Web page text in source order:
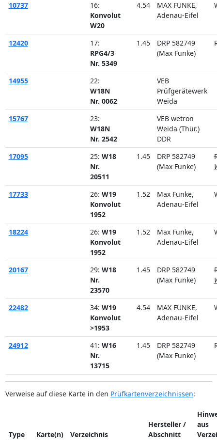
10737
16:
Konvolut
W20
4.54
MAX FUNKE,
Adenau-Eifel
12420
17:
RPG4/3
Nr. 5349
1.45
DRP 582749
(Max Funke)
14955
22:
W18N
Nr. 0062
VEB
Prüfgerätewerk
Weida
15767
23:
W18N
Nr. 2542
VEB wetron
Weida (Thür.)
DDR
17095
25: W18
Nr.
20511
1.45
DRP 582749
(Max Funke)
17733 26: W19
Konvolut
1952
1.52
Max Funke,
Adenau-Eifel
18224 26: W19
Konvolut
1952
1.52
Max Funke,
Adenau-Eifel
20167 29: W18
Nr.
23570
1.45
DRP 582749
(Max Funke)
22482 34: W19
Konvolut
>1953
4.54
MAX FUNKE,
Adenau-Eifel
24912 41: W16
Nr.
13715
1.45
DRP 582749
(Max Funke)
Verweise auf diese Karte in den Prüfkartenverzeichnissen:
Type Karte(n) Verzeichnis
Hersteller /
Abschnitt
aus